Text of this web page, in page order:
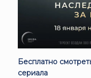
Бесплатно
сериала